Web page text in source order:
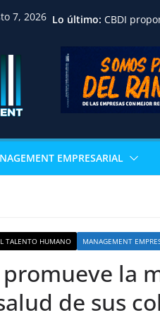
7, 2026 Lo último: CBDI
familias,
jurídica y
Huawei
académica
IBCE
sostienen
pizza
Nicaragua
consolida
en
EMPRESARIAL
TALENTO HUMANO MANAGEMENT
promueve la
de sus